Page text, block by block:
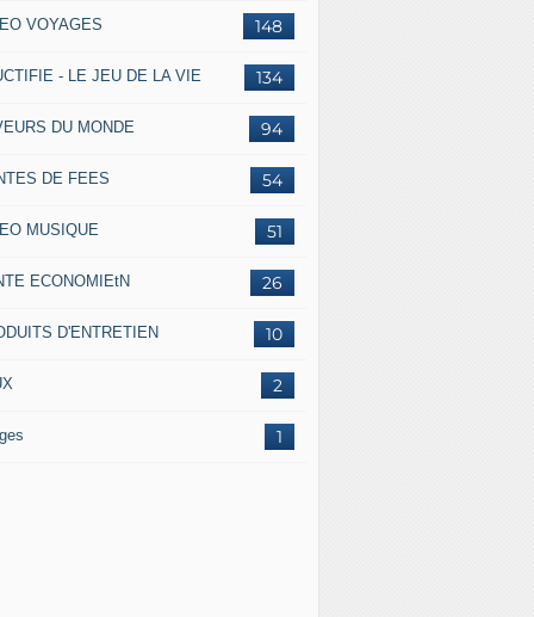
148
VOYAGES
134
- LE JEU DE LA VIE
94
DU MONDE
54
DE FEES
51
MUSIQUE
26
ECONOMIEtN
10
D'ENTRETIEN
2
1